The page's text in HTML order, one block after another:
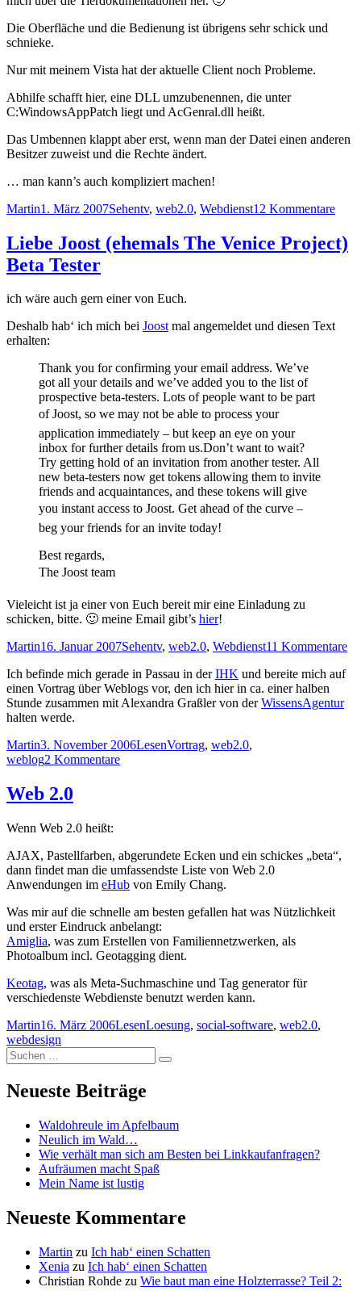
Die Oberfläche und die Bedienung ist übrigens sehr schick und
schnieke.
Nur mit meinem Vista hat der aktuelle Client noch Probleme.
Abhilfe schafft hier, eine DLL umzubenennen, die unter
C:WindowsAppPatch liegt und AcGenral.dll heißt.
Das Umbennen klappt aber erst, wenn man der Datei einen anderen
Besitzer zuweist und die Rechte ändert.
… man kann’s auch kompliziert machen!
Autor
MartinVeröffentlicht
1. März 2007Kategorien
SehenSchlagwörter
tv, web2.0, Webdienst12 Kommentarezu
und
Vista
Liebe Joost (ehemals The Venice Project)
Beta Tester
ich wäre auch gern einer von Euch.
Deshalb hab‘ ich mich bei Joostmal angemeldet und diesen Text
erhalten:
Thank you for confirming your email address. We’ve
got all your details and we’ve added you to the list of
prospective beta-testers. Lots of people want to be part
of Joost, so we may not be able to process your
application immediately – but keep an eye on your
inbox for further details from us.Don’t want to wait?
Try getting hold of an invitation from another tester. All
new beta-testers now get tokens allowing them to invite
friends and acquaintances, and these tokens will give
you instant access to Joost. Get ahead of the curve –
beg your friends for an invite today!
Best regards,
The Joost team
Vieleicht ist ja einer von Euch bereit mir eine Einladung zu
schicken, bitte. 🙂 meine Email gibt’s hier!
Autor
MartinVeröffentlicht
16. Januar 2007Kategorien
SehenSchlagwörter
tv, web2.0, Webdienst11 Kommentarezu
Ich befinde mich gerade in Passau in derIHK und bereite mich auf
einen Vortrag über Weblogs vor, den ich hier in ca. einer halben
Stunde zusammen mit Alexandra Graßler von derWissensAgentur
halten werde.
Autor
MartinVeröffentlicht
am
3. November 2006Kategorien
LesenSchlagwörter
Vortrag, web2.0,
weblog2 Kommentarezu
Web 2.0
Wenn Web 2.0 heißt:
AJAX, Pastellfarben, abgerundete Ecken und ein schickes „beta“,
dann findet man die umfassendste Liste von Web 2.0
Anwendungen im eHub von Emily Chang.
Was mir auf die schnelle am besten gefallen hat was Nützlichkeit
und erster Eindruck anbelangt:
Amiglia, was zum Erstellen von Familiennetzwerken, als
Photoalbum incl. Geotagging dient.
Keotag, was als Meta-Suchmaschine und Tag generator für
verschiedenste Webdienste benutzt werden kann.
Autor
MartinVeröffentlicht
am
16. März 2006Kategorien
LesenSchlagwörter
Loesung, social-software, web2.0,
webdesign
Suchen
nach:
Suchen
Neueste Beiträge
Waldohreule im Apfelbaum
Neulich im Wald…
Wie verhält man sich am Besten bei Linkkaufanfragen?
Aufräumen macht Spaß
Mein Name ist lustig
Neueste Kommentare
Martin zu Ich hab‘ einen Schatten
Xenia zu Ich hab‘ einen Schatten
Christian Rohde zu Wie baut man eine Holzterrasse? Teil 2: